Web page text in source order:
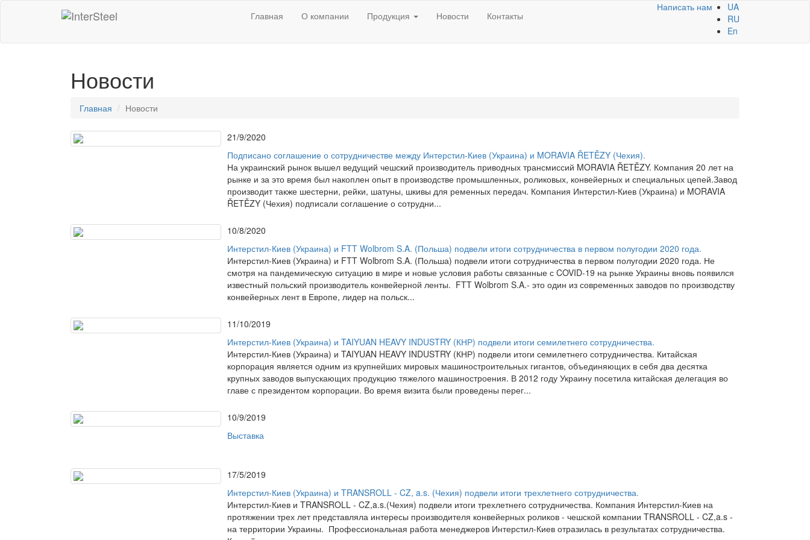
UA
RU
En
Написать нам
Главная О компании Продукция (current)Новости Контакты
Новости
Главная Новости
21/9/2020
Подписано соглашение о сотрудничестве между Интерстил-Киев (Украина) и MORAVIA ŘETĚZY (Чехия).
На украинский рынок вышел ведущий чешский производитель приводных трансмиссий MORAVIA ŘETĚZY. Компания 20 лет на
рынке и за это время был накоплен опыт в производстве промышленных, роликовых, конвейерных и специальных цепей.Завод
производит также шестерни, рейки, шатуны, шкивы для ременных передач. Компания Интерстил-Киев (Украина) и MORAVIA
ŘETĚZY (Чехия) подписали соглашение о сотрудни...
10/8/2020
Интерстил-Киев (Украина) и FTT Wolbrom S.A. (Польша) подвели итоги сотрудничества в первом полугодии 2020 года.
Интерстил-Киев (Украина) и FTT Wolbrom S.A. (Польша) подвели итоги сотрудничества в первом полугодии 2020 года. Не
смотря на пандемическую ситуацию в мире и новые условия работы связанные с COVID-19 на рынке Украины вновь появился
известный польский производитель конвейерной ленты. FTT Wolbrom S.A.- это один из современных заводов по производству
конвейерных лент в Европе, лидер на польск...
11/10/2019
Интерстил-Киев (Украина) и TAIYUAN HEAVY INDUSTRY (КНР) подвели итоги семилетнего сотрудничества.
Интерстил-Киев (Украина) и TAIYUAN HEAVY INDUSTRY (КНР) подвели итоги семилетнего сотрудничества. Китайская
корпорация является одним из крупнейших мировых машиностроительных гигантов, объединяющих в себя два десятка
крупных заводов выпускающих продукцию тяжелого машиностроения. В 2012 году Украину посетила китайская делегация во
главе с президентом корпорации. Во время визита были проведены перег...
10/9/2019
Выставка
17/5/2019
Интерстил-Киев (Украина) и TRANSROLL - CZ, a.s. (Чехия) подвели итоги трехлетнего сотрудничества.
Интерстил-Киев и TRANSROLL - CZ,a.s.(Чехия) подвели итоги трехлетнего сотрудничества. Компания Интерстил-Киев на
протяжении трех лет представляла интересы производителя конвейерных роликов - чешской компании TRANSROLL - CZ,a.s -
на территории Украины. Профессиональная работа менеджеров Интерстил-Киев отразилась в результатах сотрудничества.